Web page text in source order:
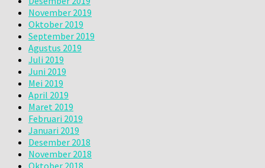
November 2019
Oktober 2019
September 2019
Agustus 2019
Juli 2019
Juni 2019
Mei 2019
April 2019
Maret 2019
Februari 2019
Januari 2019
Desember 2018
November 2018